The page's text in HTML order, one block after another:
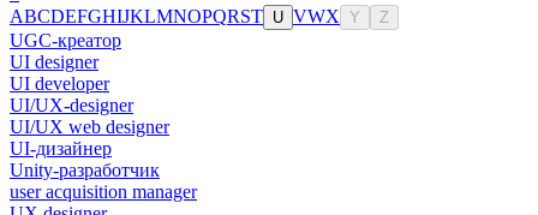
ABCDEFGHIJKLMNOPQRST U VWX Y Z
UGC-креатор
UI designer
UI developer
UI/UX-designer
UI/UX web designer
UI-дизайнер
Unity-разработчик
user acquisition manager